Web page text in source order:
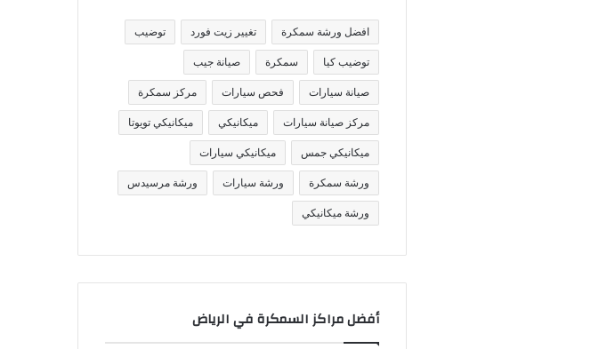
تافضل ورشة سمكرة تغيير زيت فورد توضيب
توضيب كيا سمكرة صيانة جيب
صيانة سيارات فحص سيارات مركز سمكرة
مركز صيانة سيارات ميكانيكي ميكانيكي تويوتا
ميكانيكي جمس ميكانيكي سيارات
ورشة سمكرة ورشة سيارات ورشة مرسيدس
ورشة ميكانيكي
أفضل مراكز السمكرة في الرياض